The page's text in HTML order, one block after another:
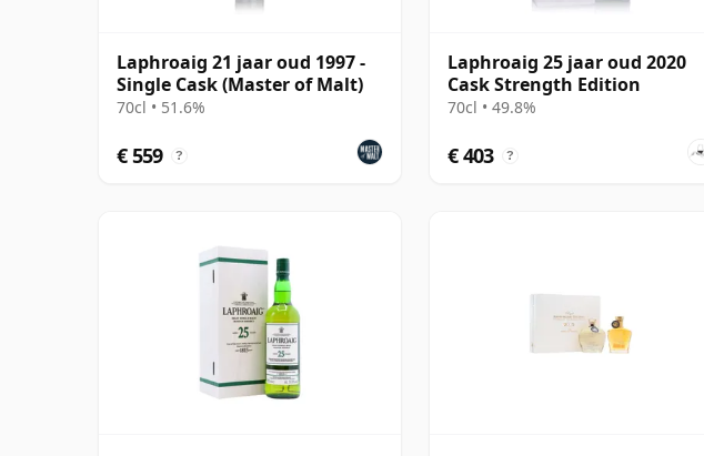
Laphroaig 21 jaar oud 1997 -
Single Cask (Master of Malt)
70cl • 51.6%
€ 559 ?
Laphroaig 25 jaar oud 2020
Cask Strength Edition
70cl • 49.8%
€ 403 ?